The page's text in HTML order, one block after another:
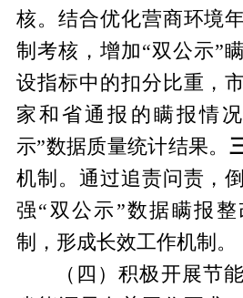
核。结合优化营商环境
制考核，增加“双公示”
设指标中的扣分比重，
家和省通报的瞒报情
示”数据质量统计结果。
机制。通过追责问责，
强“双公示”数据瞒报
制，形成长效工作机制。
（四）积极开展节